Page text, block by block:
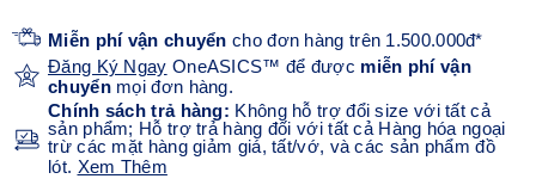
Miễn phí vận chuyển cho đơn hàng trên 1.500.000đ*
Đăng Ký Ngay OneASICS™ để được miễn phí vận
chuyểnmọi đơn hàng.
Chính sách trả hàng: Không hỗ trợ đổi size với tất cả
sản phẩm; Hỗ trợ trả hàng đối với tất cả Hàng hóa ngoại
trừ các mặt hàng giảm giá, tất/vớ, và các sản phẩm đồ
lót. Xem Thêm